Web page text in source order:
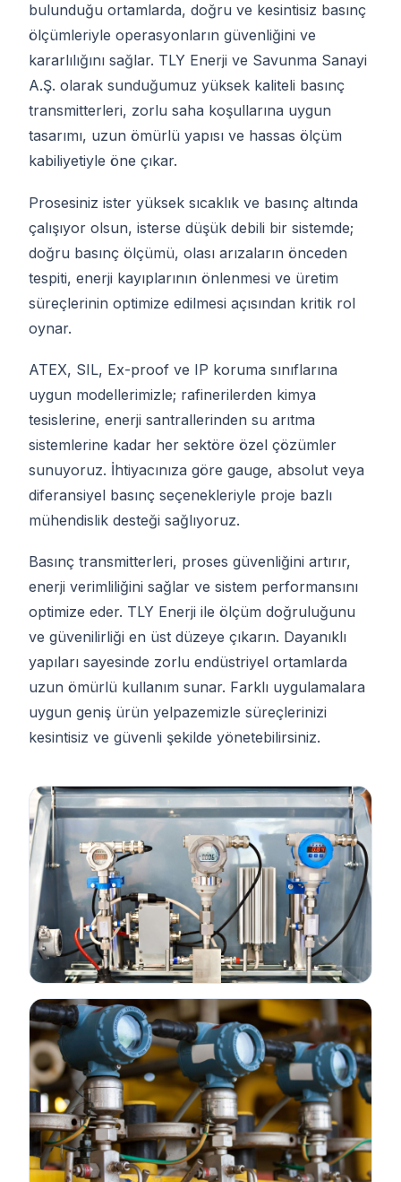
bulunduğu ortamlarda, doğru ve kesintisiz basınç
ölçümleriyle operasyonların güvenliğini ve
kararlılığını sağlar. TLY Enerji ve Savunma Sanayi
A.Ş. olarak sunduğumuz yüksek kaliteli basınç
transmitterleri, zorlu saha koşullarına uygun
tasarımı, uzun ömürlü yapısı ve hassas ölçüm
kabiliyetiyle öne çıkar.
Prosesiniz ister yüksek sıcaklık ve basınç altında
çalışıyor olsun, isterse düşük debili bir sistemde;
doğru basınç ölçümü, olası arızaların önceden
tespiti, enerji kayıplarının önlenmesi ve üretim
süreçlerinin optimize edilmesi açısından kritik rol
oynar.
ATEX, SIL, Ex-proof ve IP koruma sınıflarına
uygun modellerimizle; rafinerilerden kimya
tesislerine, enerji santrallerinden su arıtma
sistemlerine kadar her sektöre özel çözümler
sunuyoruz. İhtiyacınıza göre gauge, absolut veya
diferansiyel basınç seçenekleriyle proje bazlı
mühendislik desteği sağlıyoruz.
Basınç transmitterleri, proses güvenliğini artırır,
enerji verimliliğini sağlar ve sistem performansını
optimize eder. TLY Enerji ile ölçüm doğruluğunu
ve güvenilirliği en üst düzeye çıkarın. Dayanıklı
yapıları sayesinde zorlu endüstriyel ortamlarda
uzun ömürlü kullanım sunar. Farklı uygulamalara
uygun geniş ürün yelpazemizle süreçlerinizi
kesintisiz ve güvenli şekilde yönetebilirsiniz.